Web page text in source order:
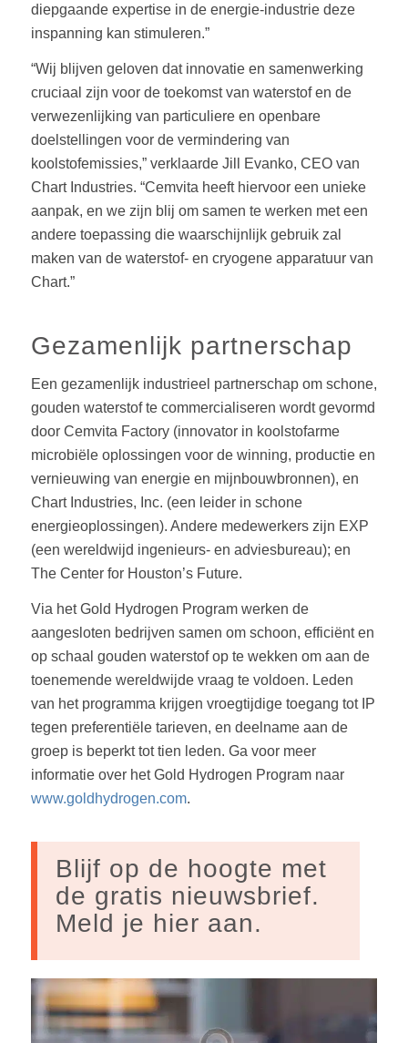
diepgaande expertise in de energie-industrie deze
inspanning kan stimuleren.”
“Wij blijven geloven dat innovatie en samenwerking
cruciaal zijn voor de toekomst van waterstof en de
verwezenlijking van particuliere en openbare
doelstellingen voor de vermindering van
koolstofemissies,” verklaarde Jill Evanko, CEO van
Chart Industries. “Cemvita heeft hiervoor een unieke
aanpak, en we zijn blij om samen te werken met een
andere toepassing die waarschijnlijk gebruik zal
maken van de waterstof- en cryogene apparatuur van
Chart.”
Gezamenlijk partnerschap
Een gezamenlijk industrieel partnerschap om schone,
gouden waterstof te commercialiseren wordt gevormd
door Cemvita Factory (innovator in koolstofarme
microbiële oplossingen voor de winning, productie en
vernieuwing van energie en mijnbouwbronnen), en
Chart Industries, Inc. (een leider in schone
energieoplossingen). Andere medewerkers zijn EXP
(een wereldwijd ingenieurs- en adviesbureau); en
The Center for Houston’s Future.
Via het Gold Hydrogen Program werken de
aangesloten bedrijven samen om schoon, efficiënt en
op schaal gouden waterstof op te wekken om aan de
toenemende wereldwijde vraag te voldoen. Leden
van het programma krijgen vroegtijdige toegang tot IP
tegen preferentiële tarieven, en deelname aan de
groep is beperkt tot tien leden. Ga voor meer
informatie over het Gold Hydrogen Program naar
www.goldhydrogen.com.
Blijf op de hoogte met
de gratis nieuwsbrief.
Meld je hier aan.